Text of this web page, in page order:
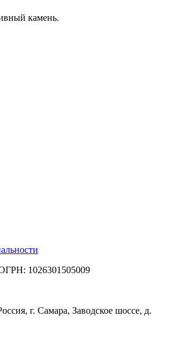
камень.
1026301505009
г. Самара, Заводское шоссе, д.